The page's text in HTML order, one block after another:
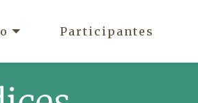
Participantes